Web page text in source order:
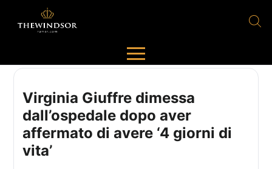
Virginia Giuffre dimessa
dall’ospedale dopo aver
affermato di avere ‘4 giorni di
vita’